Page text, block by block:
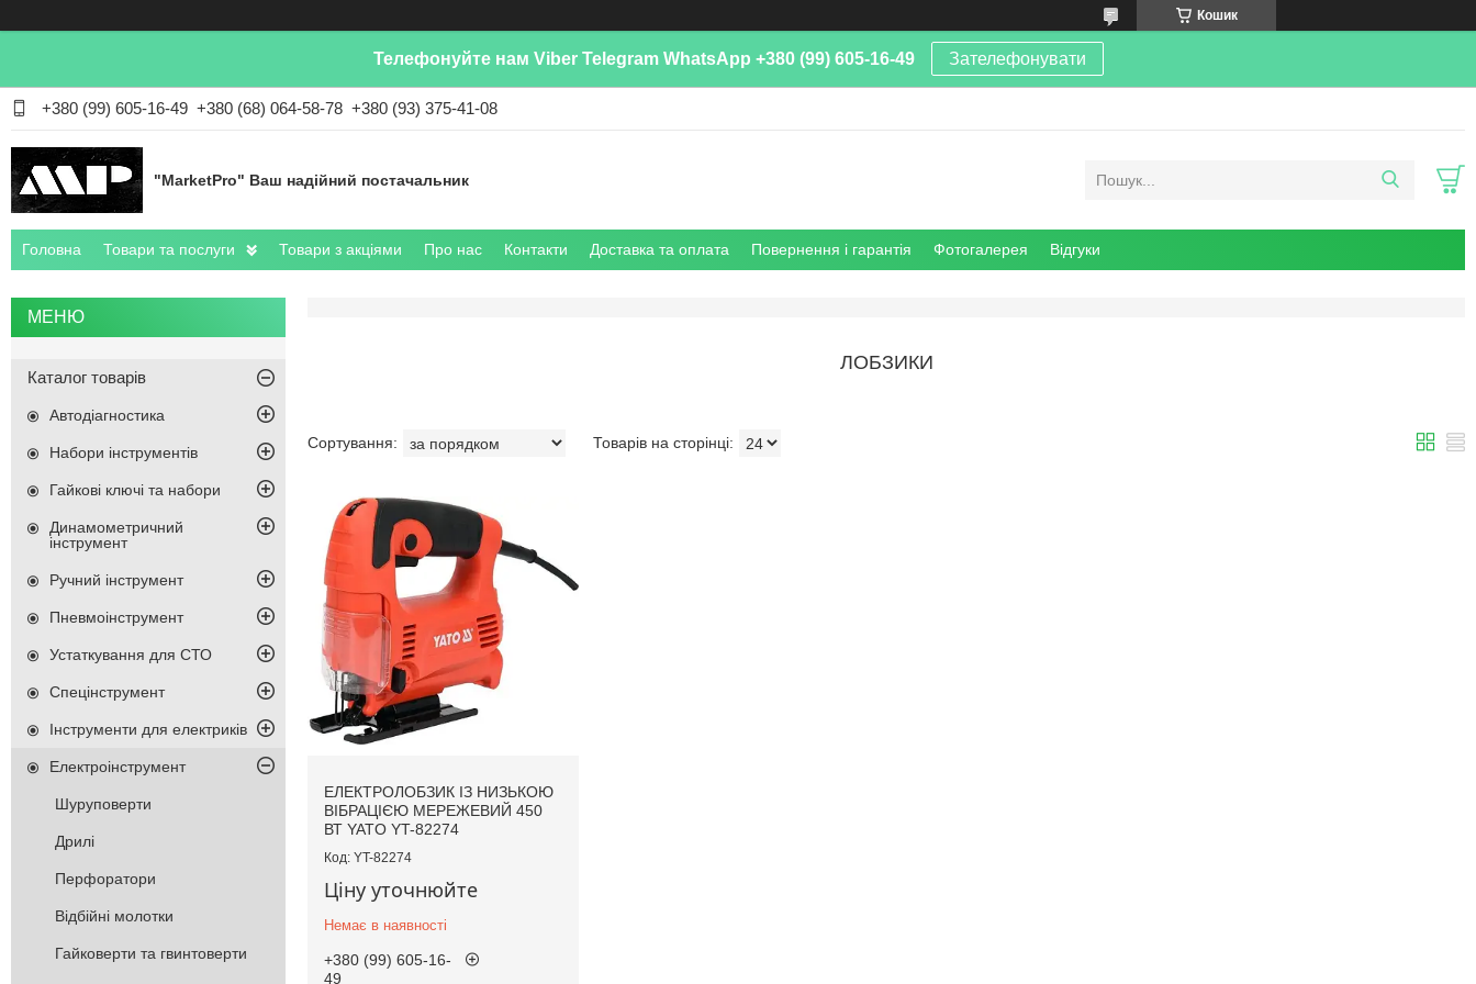
Кошик
Телефонуйте нам Viber Telegram WhatsApp +380 (99) 605-16-49 Зателефонувати
+380 (99) 605-16-49 +380 (68) 064-58-78 +380 (93) 375-41-08
"MarketPro" Ваш надійний постачальник
Головна Товари та послуги Товари з акціями Про нас Контакти Доставка та оплата Повернення і гарантія Фотогалерея Відгуки
ЛОБЗИКИ
ЕЛЕКТРОЛОБЗИК ІЗ НИЗЬКОЮ
ВІБРАЦІЄЮ МЕРЕЖЕВИЙ 450
ВТ YATO YT-82274
YT-82274
Ціну уточнюйте
Немає в наявності
+380 (99) 605-16-
49
Каталог товарів
Автодіагностика
Набори інструментів
Гайкові ключі та набори
Динамометричний
інструмент
Ручний інструмент
Пневмоінструмент
Устаткування для СТО
Спецінструмент
Інструменти для електриків
Електроінструмент
Шуруповерти
Дрилі
Перфоратори
Відбійні молотки
Гайковерти та гвинтоверти